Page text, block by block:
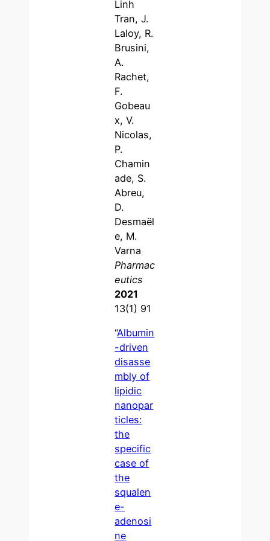
Linh
Tran, J.
Laloy, R.
Brusini,
A.
Rachet,
F.
Gobeau
x, V.
Nicolas,
P.
Chamin
ade, S.
Abreu,
D.
Desmaël
e, M.
Varna
Pharmac
eutics
2021
13(1) 91
“Albumin
-driven
disasse
mbly of
lipidic
nanopar
ticles:
the
specific
case of
the
squalen
e-
adenosi
ne